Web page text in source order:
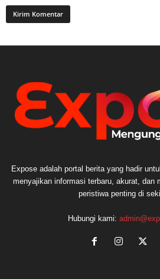
Expose adalah portal berita yang hadir
menyajikan informasi terbaru, akurat, dan
peristiwa penting di
Hubungi kami: